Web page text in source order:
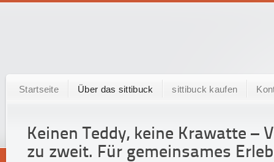
Startseite Über das sittibuck sittibuck kaufen
Keinen Teddy, keine Krawatte –
zu zweit. Für gemeinsames